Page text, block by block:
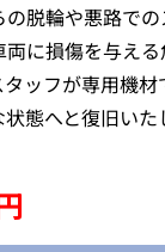
脱輪や悪路で
に損傷を与え
ッフが専用機材
態へと復旧いた